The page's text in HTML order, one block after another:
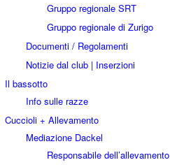
Gruppo regionale SRT
Gruppo regionale di Zurigo
Documenti / Regolamenti
Notizie dal club | Inserzioni
Il bassotto
Info sulle razze
Cuccioli + Allevamento
Mediazione Dackel
Responsabile dell’allevamento